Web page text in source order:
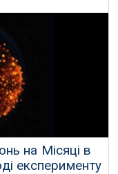
присутності на
дослідження.
на Місяці в
експерименту